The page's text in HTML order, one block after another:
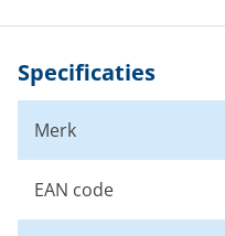
Specificaties
Merk
EAN code